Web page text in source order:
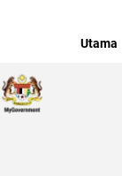
Utama